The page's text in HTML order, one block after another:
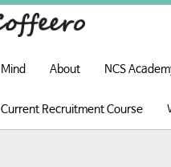
Mind About NCS
Current Recruitment Course